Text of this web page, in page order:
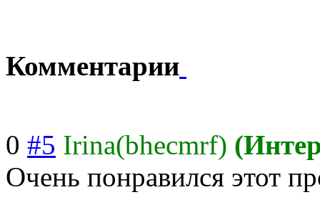
Комментарии
0 #5 Irina(bhecmrf)
Очень понравился этот